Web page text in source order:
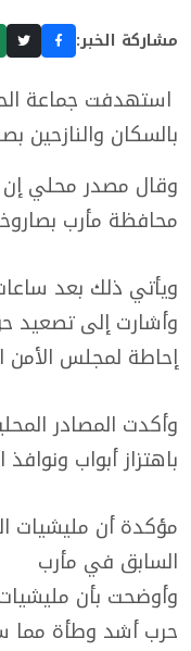
مشاركة الخبر:
استهدفت جماعة
بالسكان والنازحين
وقال مصدر محلي
محافظة مأرب
ويأتي ذلك بعد
وأشارت إلى تصعيد
إحاطة لمجلس الأمن
وأكدت المصادر
باهتزاز أبواب
مؤكدة أن مليشيات
السابق في مأرب
وأوضحت بأن
حرب أشد وطأة مما